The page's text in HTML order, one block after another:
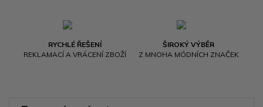
RYCHLÉ ŘEŠENÍ
REKLAMACÍ A VRÁCENÍ ZBOŽÍ
ŠIROKÝ VÝBĚR
Z MNOHA MÓDNÍCH ZNAČEK